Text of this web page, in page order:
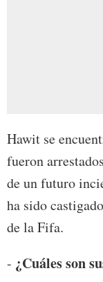
Hawit se
fueron
de un futuro
ha sido
de la Fifa.
- ¿Cuáles son